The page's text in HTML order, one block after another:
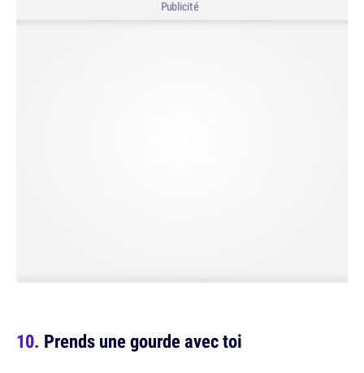
Publicité
Prends une gourde avec toi